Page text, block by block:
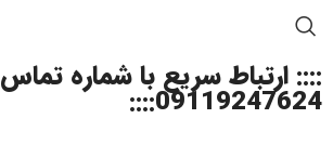
:::: ارتباط سریع با شماره تماس
09119247624::::